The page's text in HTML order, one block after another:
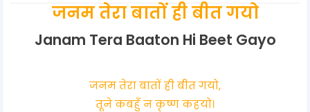
जनम तेरा बातों ही बीत गयो
Janam Tera Baaton Hi Beet Gayo
जनम तेरा बातों ही बीत गयो,
तूने कबहुँ न कृष्ण कहयो।